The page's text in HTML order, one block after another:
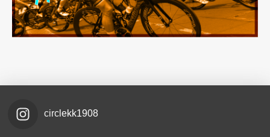
circlekk1908